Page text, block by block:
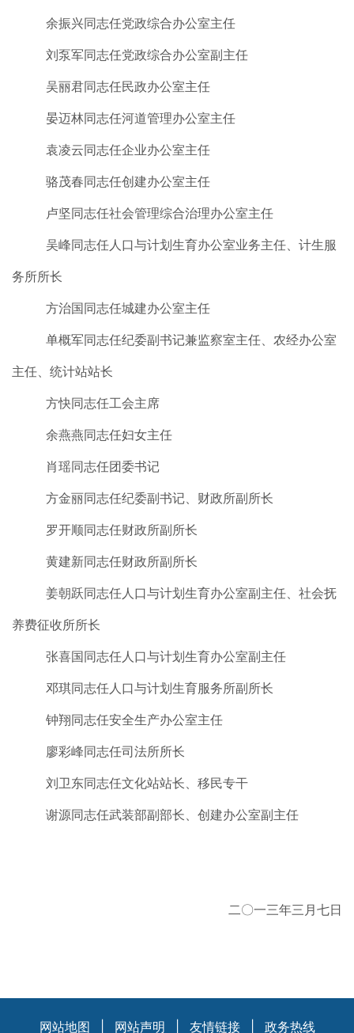
余振兴同志任党政综合办公室主任
刘泵军同志任党政综合办公室副主任
吴丽君同志任民政办公室主任
晏迈林同志任河道管理办公室主任
袁凌云同志任企业办公室主任
骆茂春同志任创建办公室主任
卢坚同志任社会管理综合治理办公室主任
吴峰同志任人口与计划生育办公室业务主任、计生服
务所所长
方治国同志任城建办公室主任
单概军同志任纪委副书记兼监察室主任、农经办公室
主任、统计站站长
方快同志任工会主席
余燕燕同志任妇女主任
肖瑶同志任团委书记
方金丽同志任纪委副书记、财政所副所长
罗开顺同志任财政所副所长
黄建新同志任财政所副所长
姜朝跃同志任人口与计划生育办公室副主任、社会抚
养费征收所所长
张喜国同志任人口与计划生育办公室副主任
邓琪同志任人口与计划生育服务所副所长
钟翔同志任安全生产办公室主任
廖彩峰同志任司法所所长
刘卫东同志任文化站站长、移民专干
谢源同志任武装部副部长、创建办公室副主任
二〇一三年三月七日
网站地图 网站声明 友情链接 政务热线